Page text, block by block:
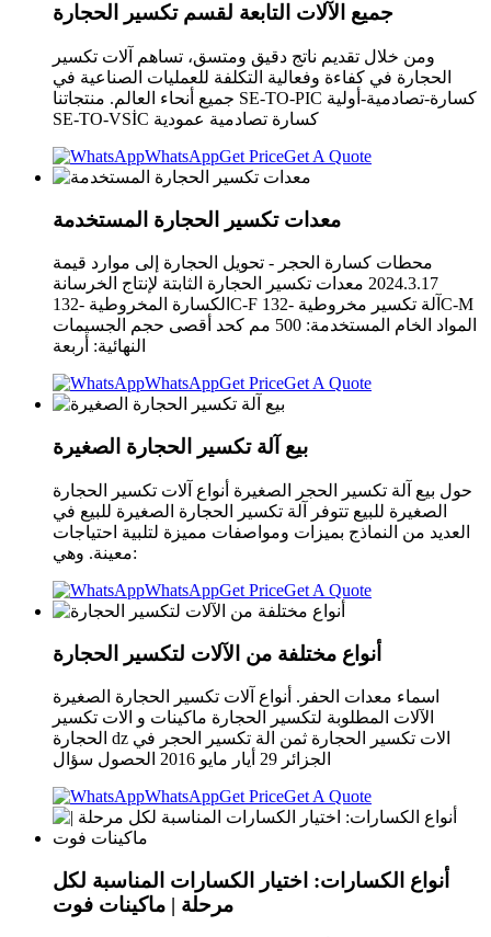
جميع الآلات التابعة لقسم تكسير الحجارة
ومن خلال تقديم ناتج دقيق ومتسق، تساهم آلات تكسير
الحجارة في كفاءة وفعالية التكلفة للعمليات الصناعية في
جميع أنحاء العالم. منتجاتنا SE-TO-PIC كسارة-تصادمية-أولية
SE-TO-VSİC كسارة تصادمية عمودية
WhatsAppGet PriceGet A Quote
معدات تكسير الحجارة المستخدمة
محطات كسارة الحجر - تحويل الحجارة إلى موارد قيمة
2024.3.17 معدات تكسير الحجارة الثابتة لإنتاج الخرسانة
الكسارة المخروطية -132C-F آلة تكسير مخروطية -132C-M
المواد الخام المستخدمة: 500 مم كحد أقصى حجم الجسيمات
النهائية: أربعة
WhatsAppGet PriceGet A Quote
بيع آلة تكسير الحجارة الصغيرة
حول بيع آلة تكسير الحجر الصغيرة أنواع آلات تكسير الحجارة
الصغيرة للبيع تتوفر آلة تكسير الحجارة الصغيرة للبيع في
العديد من النماذج بميزات ومواصفات مميزة لتلبية احتياجات
معينة. وهي:
WhatsAppGet PriceGet A Quote
أنواع مختلفة من الآلات لتكسير الحجارة
اسماء معدات الحفر. أنواع آلات تكسير الحجارة الصغيرة
الآلات المطلوبة لتكسير الحجارة ماكينات و الات تكسير
الحجارة dz الات تكسير الحجارة ثمن الة تكسير الحجر في
الجزائر 29 أيار مايو 2016 الحصول سؤال
WhatsAppGet PriceGet A Quote
أنواع الكسارات: اختيار الكسارات المناسبة لكل
مرحلة | ماكينات فوت